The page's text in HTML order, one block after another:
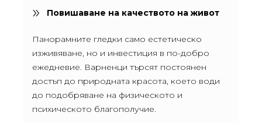
Повишаване на качеството на живот
Панорамните гледки само естетическо
изживяване, но и инвестиция в по-добро
ежедневие. Варненци търсят постоянен
достъп до природната красота, което води
до подобряване на физическото и
психическото благополучие.